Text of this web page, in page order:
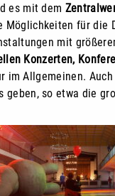
es mit dem
Möglichkeiten für die
mit
Konzerten,
Allgemeinen.
so etwa die